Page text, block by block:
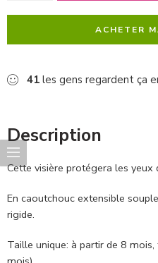
ACHETER
41 les gens regardent ça
Description
Cette visière protégera les yeux
En caoutchouc extensible
rigide.
Taille unique: à partir de 8